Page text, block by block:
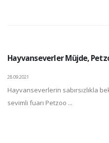
Hayvanseverler Müjde,
28.09.2021
Hayvanseverlerin sabırsızlıkla
sevimli fuarı Petzoo ...